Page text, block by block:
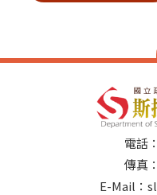
電話
傳真
E-Mail：